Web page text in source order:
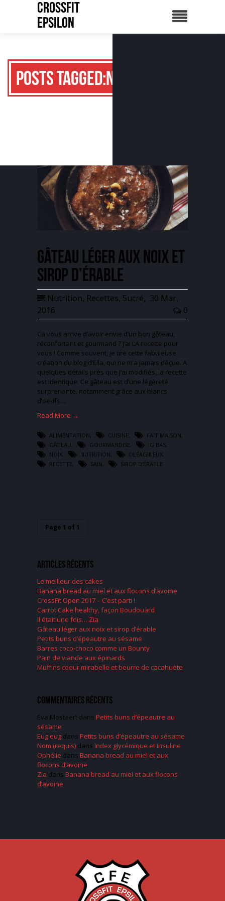
CrossFit
Epsilon
Posts Tagged:noix
Gâteau léger aux noix et
sirop d’érable
Nutrition, Recettes, Sucré, 30 Mar,
2016
0
Ca vous arrive d’avoir envie d’un bon gâteau,
réconfortant et gourmand ? J’ai LA recette pour
vous ! Comme souvent, je tire cette fabuleuse
création du blog d’Ella, qui ne m’a jamais déçue. A
quelques détails près que j’ai modifiés, la recette
est identique. Ce gâteau est d’une légèreté
surprenante, notamment grâce aux blancs
d’oeufs…
Read More →
ALIMENTATION, CUISINE, FAIT MAISON,
GÂTEAU, GOURMANDISE, IG BAS,
NOIX, NUTRITION, OLÉAGINEUX,
RECETTE, SAIN, SIROP D'ÉRABLE
Page 1 of 1
Articles récents
Le meilleur des cakes
Banana bread au miel et aux flocons d’avoine
CrossFit Open 2017 – C’est parti !
Carrot Cake healthy, façon Boudouard
Il était une fois… Zia
Gâteau léger aux noix et sirop d’érable
Petits buns d’épeautre au sésame
Barres coco-choco comme un Bounty
Pain de viande aux épinards
Muffins coeur mirabelle et beurre de cacahuète
Commentaires récents
Eva Mostaert dans Petits buns d’épeautre au
sésame
Eug eug dans Petits buns d’épeautre au sésame
Nom (requis) dans Index glycémique et insuline
Ophélie dans Banana bread au miel et aux
flocons d’avoine
Zia dans Banana bread au miel et aux flocons
d’avoine